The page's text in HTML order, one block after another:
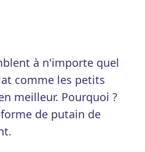
à n'importe quel
comme les petits
meilleur. Pourquoi ?
de putain de